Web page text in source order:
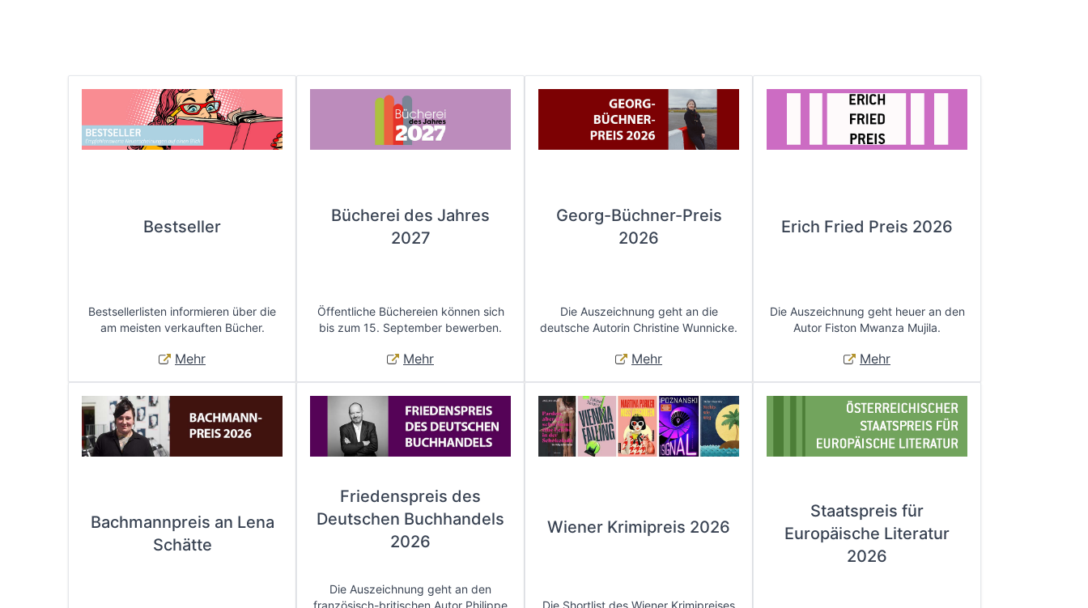
Bestseller
Bestsellerlisten informieren über die
am meisten verkauften Bücher.
Mehr
Bücherei des Jahres
2027
Öffentliche Büchereien können sich
bis zum 15. September bewerben.
Mehr
Georg-Büchner-Preis
2026
Die Auszeichnung geht an die
deutsche Autorin Christine Wunnicke.
Mehr
Erich Fried Preis 2026
Die Auszeichnung geht heuer an den
Autor Fiston Mwanza Mujila.
Mehr
Bachmannpreis an Lena
Schätte
Friedenspreis des
Deutschen Buchhandels
2026
Die Auszeichnung geht an den
französisch-britischen Autor Philippe
Wiener Krimipreis 2026
Die Shortlist des Wiener Krimipreises
Staatspreis für
Europäische Literatur
2026